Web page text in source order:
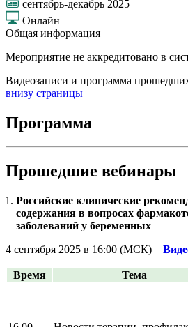
сентябрь-декабрь 2025
Онлайн
Общая информация
Мероприятие не аккредитовано в
Видеозаписи и программа
внизу страницы
Программа
Прошедшие вебинары
Российские клинические
содержания в вопросах
заболеваний у беременных
4 сентября 2025 в 16:00 (МСК)
Время Тема